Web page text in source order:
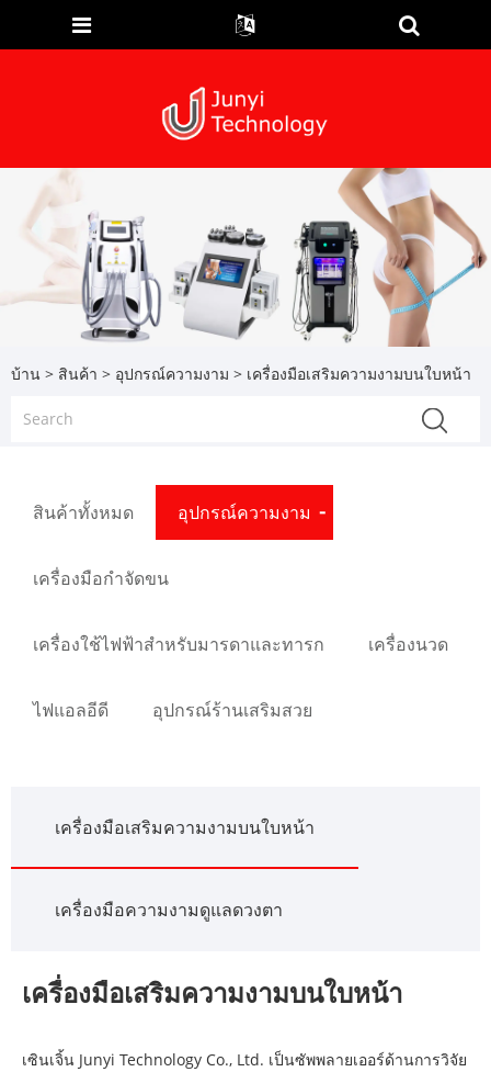
บ้าน > สินค้า > อุปกรณ์ความงาม > เครื่องมือเสริมความงามบนใบหน้า
สินค้าทั้งหมด อุปกรณ์ความงาม
เครื่องมือกำจัดขน
เครื่องใช้ไฟฟ้าสำหรับมารดาและทารก เครื่องนวด
ไฟแอลอีดี อุปกรณ์ร้านเสริมสวย
เครื่องมือเสริมความงามบนใบหน้า
เครื่องมือความงามดูแลดวงตา
เครื่องมือเสริมความงามบนใบหน้า
เซินเจิ้น Junyi Technology Co., Ltd. เป็นซัพพลายเออร์ด้านการวิจัย